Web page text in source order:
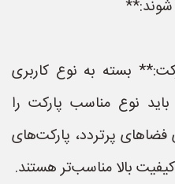
شوند:**
بسته به نوع کاربری
نوع مناسب پارکت را
فضاهای پرتردد، پارکت‌های
بالا مناسب‌تر هستند.